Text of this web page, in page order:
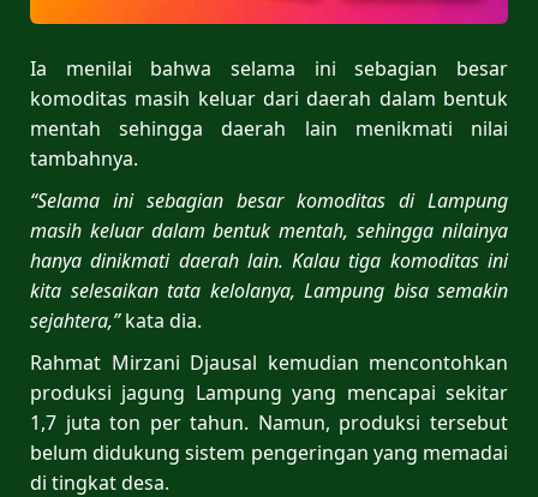
Ia menilai bahwa selama ini sebagian besar
komoditas masih keluar dari daerah dalam bentuk
mentah sehingga daerah lain menikmati nilai
tambahnya.
“Selama ini sebagian besar komoditas di Lampung
masih keluar dalam bentuk mentah, sehingga nilainya
hanya dinikmati daerah lain. Kalau tiga komoditas ini
kita selesaikan tata kelolanya, Lampung bisa semakin
sejahtera,”kata dia.
Rahmat Mirzani Djausal kemudian mencontohkan
produksi jagung Lampung yang mencapai sekitar
1,7 juta ton per tahun. Namun, produksi tersebut
belum didukung sistem pengeringan yang memadai
di tingkat desa.